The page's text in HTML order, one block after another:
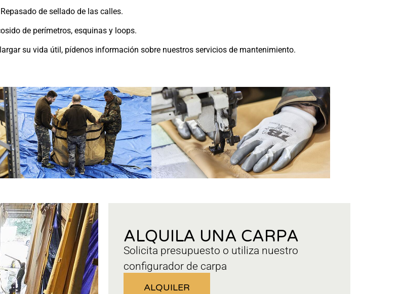
Repasado de sellado de las calles.
de perímetros, esquinas y loops.
su vida útil, pídenos información sobre nuestros servicios de mantenimiento.
ALQUILA UNA CARPA
Solicita presupuesto o utiliza nuestro
configurador de carpa
ALQUILER